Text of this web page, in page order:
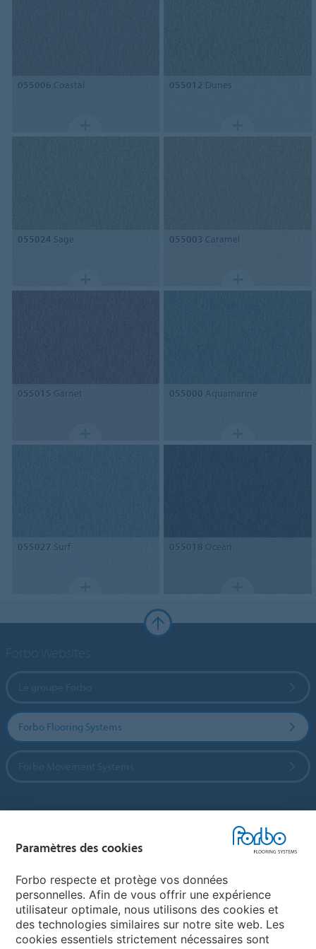
055006 Coastal 055012 Dunes
055024 Sage 055003 Caramel
055015 Garnet 055000 Aquamarine
055027 Surf 055018 Ocean
Forbo Flooring Systems
My Forbo
Contact dans le monde
Paramètres des cookies
Forbo respecte et protège vos données
personnelles. Afin de vous offrir une expérience
utilisateur optimale, nous utilisons des cookies et
des technologies similaires sur notre site web. Les
cookies essentiels strictement nécessaires sont